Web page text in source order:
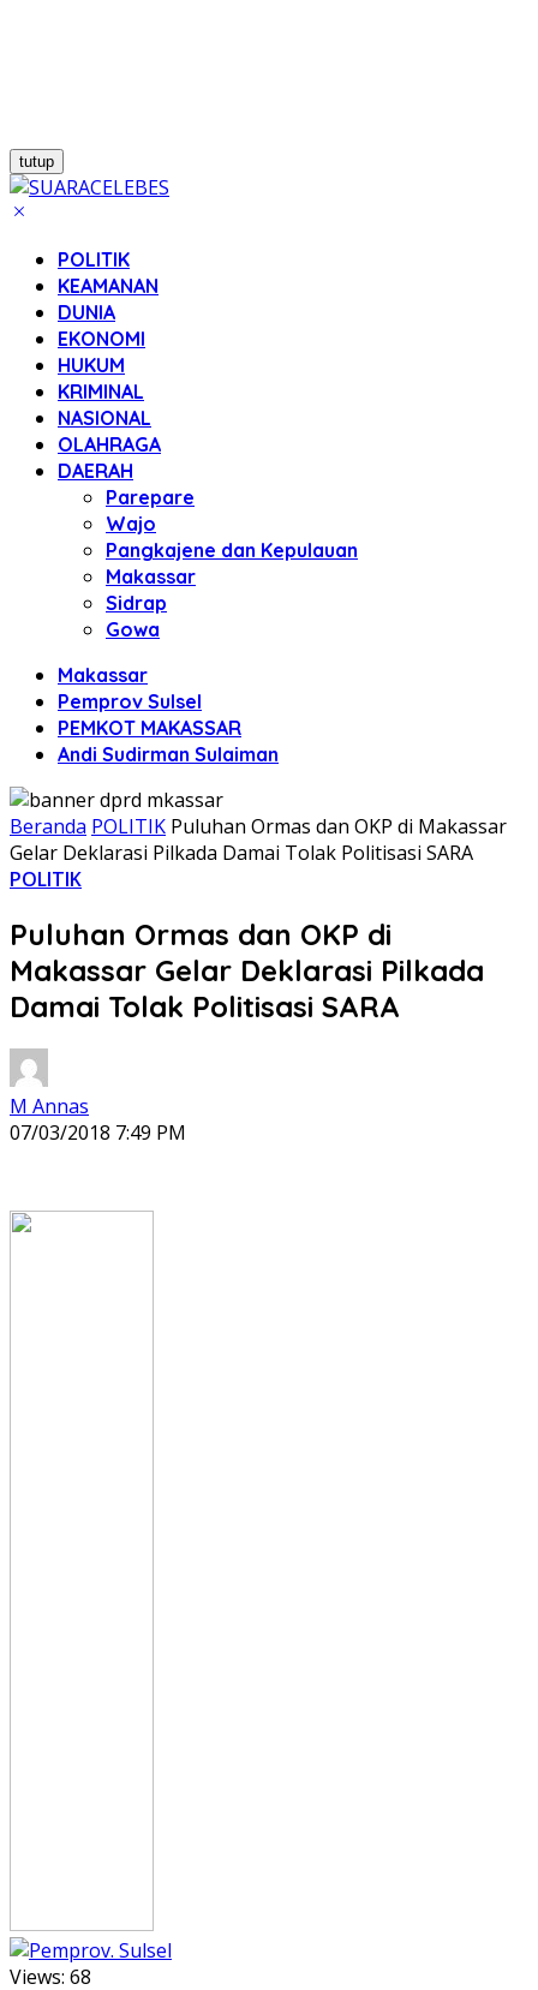
tutup
POLITIK
KEAMANAN
DUNIA
EKONOMI
HUKUM
KRIMINAL
NASIONAL
OLAHRAGA
DAERAH
Parepare
Wajo
Pangkajene dan Kepulauan
Makassar
Sidrap
Gowa
Makassar
Pemprov Sulsel
PEMKOT MAKASSAR
Andi Sudirman Sulaiman
Beranda POLITIK Puluhan Ormas dan OKP di Makassar
Gelar Deklarasi Pilkada Damai Tolak Politisasi SARA
POLITIK
Puluhan Ormas dan OKP di
Makassar Gelar Deklarasi Pilkada
Damai Tolak Politisasi SARA
M Annas
07/03/2018 7:49 PM
Views: 68